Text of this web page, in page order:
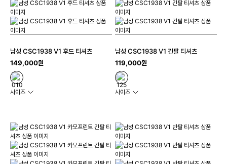
남성 CSC1938 V1 후드 티셔츠
149,000원
사이즈
남성 CSC1938 V1 긴팔 티셔츠
119,000원
사이즈